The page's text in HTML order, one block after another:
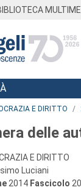
E DIRITTO
delle
E DIRITTO
Luciani
2014 Fascicolo